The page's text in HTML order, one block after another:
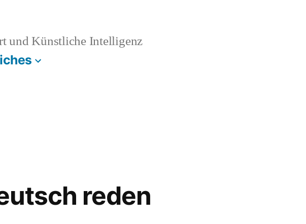
und Künstliche Intelligenz
reden